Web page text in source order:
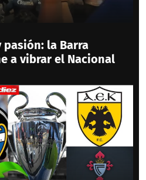
pasión: la Barra
a vibrar el Nacional